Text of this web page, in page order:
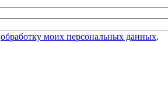
обработку моих персональных данных.